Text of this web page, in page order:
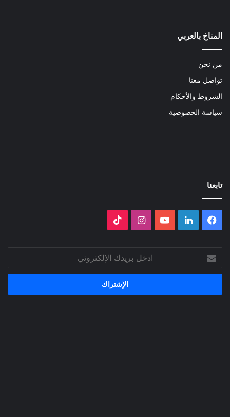
المناخ بالعربي
من نحن
تواصل معنا
الشروط والأحكام
سياسة الخصوصية
تابعنا
فيسبوك لينكدإن ‫YouTubeانستقرام
بريدك
الإلكتروني